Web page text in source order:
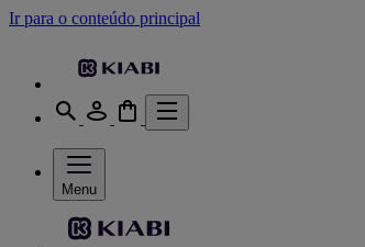
Ir para o conteúdo principal
Menu